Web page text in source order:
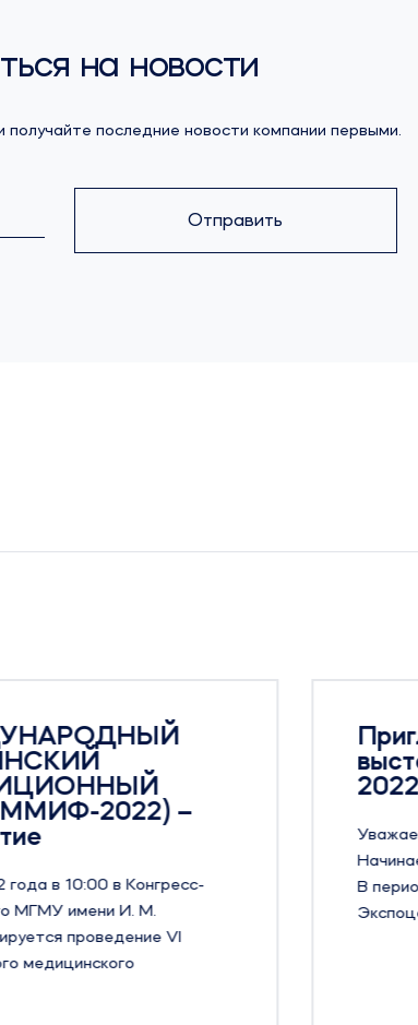
на новости
последние новости компании первыми.
Отправить
2022) –
года в 10:00 в Конгресс-
МГМУ имени И. М.
проведение VI
медицинского
В